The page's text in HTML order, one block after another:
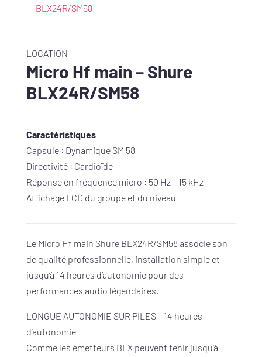
BLX24R/SM58
LOCATION
Micro Hf main – Shure
BLX24R/SM58
Caractéristiques
Capsule : Dynamique SM 58
Directivité : Cardioïde
Réponse en fréquence micro : 50 Hz – 15 kHz
Affichage LCD du groupe et du niveau
Le Micro Hf main Shure BLX24R/SM58 associe son
de qualité professionnelle, installation simple et
jusqu’à 14 heures d’autonomie pour des
performances audio légendaires.
LONGUE AUTONOMIE SUR PILES – 14 heures
d’autonomie
Comme les émetteurs BLX peuvent tenir jusqu’à